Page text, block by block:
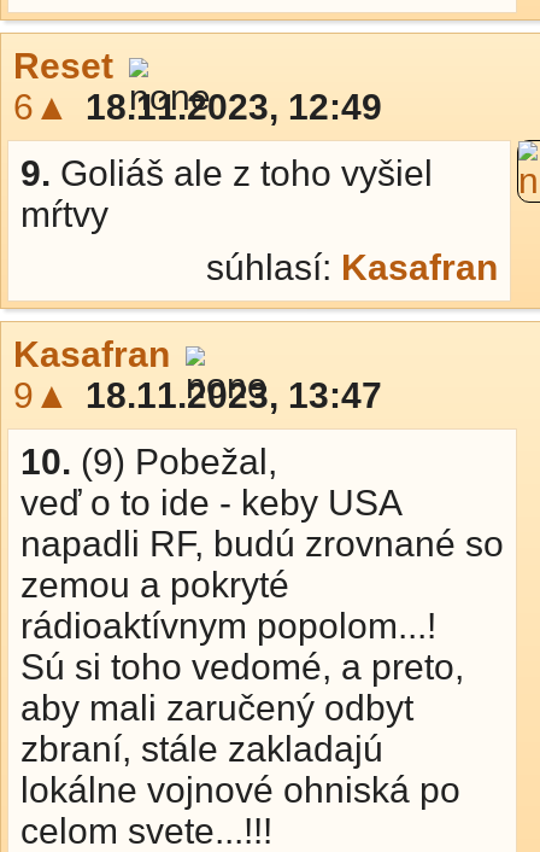
Reset
6▲
18.11.2023, 12:49
9. Goliáš ale z toho vyšiel
mŕtvy
súhlasí: Kasafran
Kasafran
9▲
18.11.2023, 13:47
10. (9) Pobežal,
veď o to ide - keby USA
napadli RF, budú zrovnané so
zemou a pokryté
rádioaktívnym popolom...!
Sú si toho vedomé, a preto,
aby mali zaručený odbyt
zbraní, stále zakladajú
lokálne vojnové ohniská po
celom svete...!!!